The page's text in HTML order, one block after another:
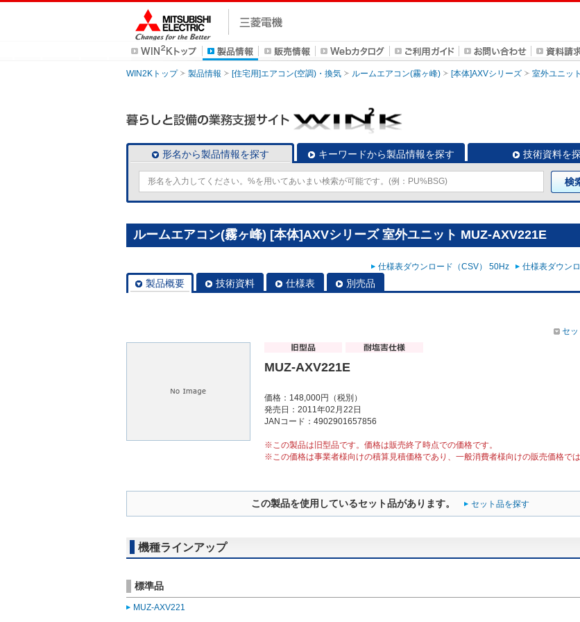
WIN2Kトップ 製品情報 [住宅用]エアコン(空調)・換気 ルームエアコン(霧ヶ峰) [本体]AXVシリーズ 室外ユニット
形名から製品情報を探す キーワードから製品情報を探す 技術資料を
ルームエアコン(霧ヶ峰) [本体]AXVシリーズ 室外ユニット MUZ-AXV221E
仕様表ダウンロード（CSV） 50Hz 仕様表ダウン
製品概要 技術資料 仕様表 別売品
セ
MUZ-AXV221E
価格：148,000円（税別）
発売日：2011年02月22日
JANコード：4902901657856
※この製品は旧型品です。価格は販売終了時点での価格です。
※この価格は事業者様向けの積算見積価格であり、一般消費者様向けの販売価格では
この製品を使用しているセット品があります。 セット品を探す
機種ラインアップ
標準品
MUZ-AXV221